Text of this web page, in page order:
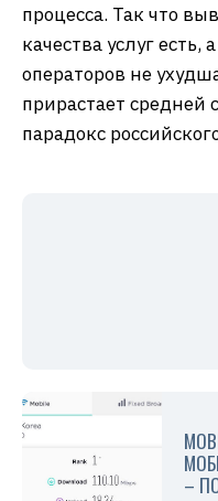
процесса. Так что
качества услуг есть,
операторов не
прирастает средней
парадокс
–